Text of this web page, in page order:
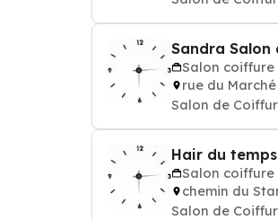
Sandra
Salon coiffure
rue du Marché
Salon de
Hair du temps
Salon coiffure
chemin du
Salon de